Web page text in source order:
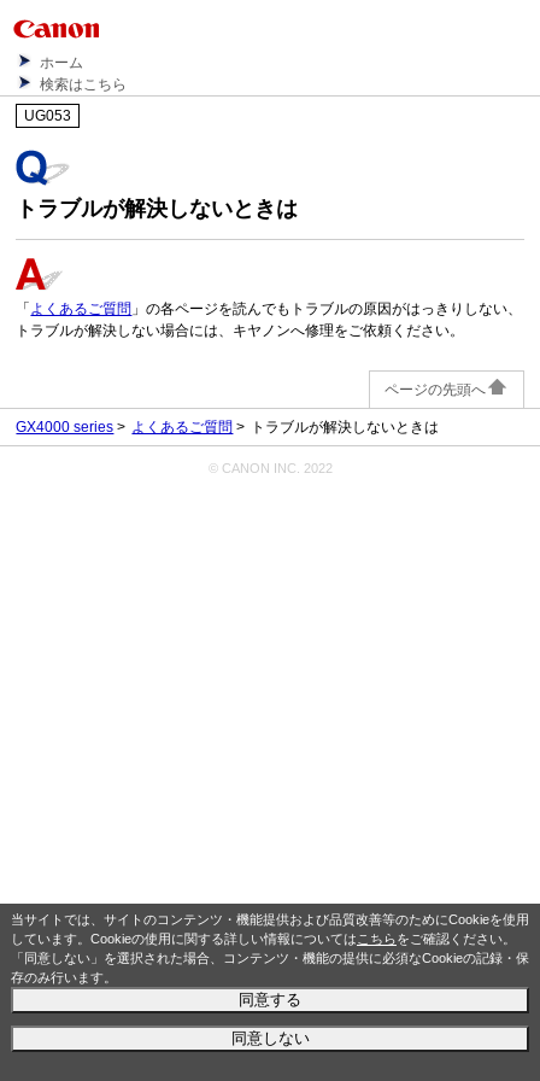
当サイトでは、サイトのコンテンツ・機能提供および品質改善等のためにCookieを使用
しています。Cookieの使用に関する詳しい情報については こちらをご確認ください。
「同意しない」を選択された場合、コンテンツ・機能の提供に必須なCookieの記録・保
存のみ行います。
同意する
同意しない
ホーム
検索はこちら
UG053
トラブルが解決しないときは
「 よくあるご質問 」の各ページを読んでもトラブルの原因がはっきりしない、
トラブルが解決しない場合には、キヤノンへ修理をご依頼ください。
ページの先頭へ
GX4000 series よくあるご質問 トラブルが解決しないときは
© CANON INC. 2022